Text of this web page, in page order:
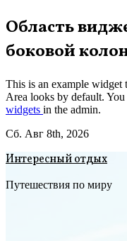
Перейти
к
содержимому
Область
боковой
This is an example
Area looks by default.
widgets in the admin.
Сб. Авг 8th, 2026
Интересный отдых
Путешествия по миру